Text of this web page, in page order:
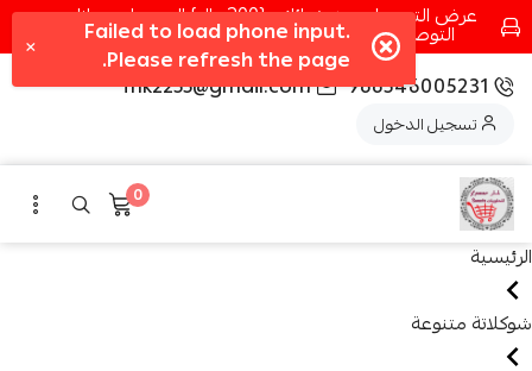
عرض التوصيل عند شرائك بـ{200ريال} التوصيل مجانا
التوصيل في مكه فقط كل اسبوع اصناف جديدة
966546005231
fhk2255@gmail.com
تسجيل الدخول
0
الرئيسية
شوكلاتة متنوعة